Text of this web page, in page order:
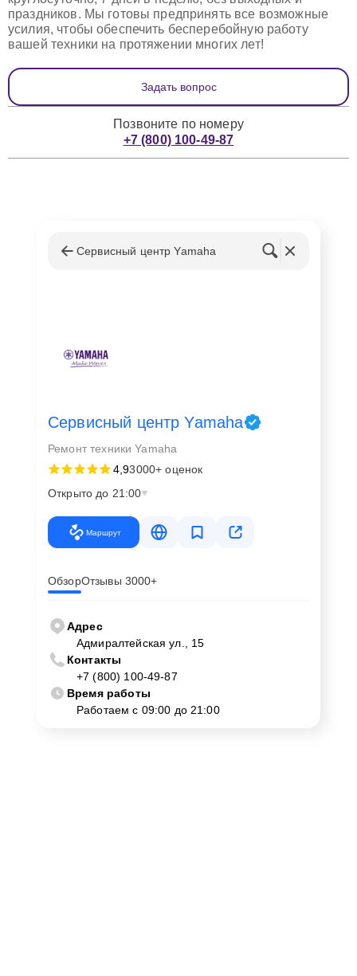
праздников. Мы готовы предпринять все возможные
усилия, чтобы обеспечить бесперебойную работу
вашей техники на протяжении многих лет!
Задать вопрос
Позвоните по номеру
+7 (800) 100-49-87
Сервисный центр Yamaha
Сервисный центр Yamaha
Ремонт техники Yamaha
4,93000+ оценок
Открыто до 21:00
Маршрут
ОбзорОтзывы 3000+
Адрес
Адмиралтейская ул., 15
Контакты
+7 (800) 100-49-87
Время работы
Работаем с 09:00 до 21:00